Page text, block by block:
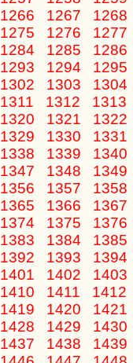
1266 1267
1268
1275 1276
1277
1284 1285
1286
1293 1294
1295
1302 1303
1304
1311 1312
1313
1320 1321
1322
1329 1330
1331
1338 1339
1340
1347 1348
1349
1356 1357
1358
1365 1366
1367
1374 1375
1376
1383 1384
1385
1392 1393
1394
1401 1402
1403
1410 1411
1412
1419 1420
1421
1428 1429
1430
1437 1438
1439